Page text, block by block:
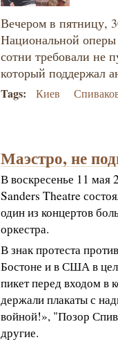
Вечером в пятницу,
Национальной
сотни требовали не
который поддержал
Tags: Киев
Маэстро, не
В воскресенье 11 мая
Sanders Theatre
один из концертов
оркестра.
В знак протеста
Бостоне и в США в
пикет перед входом в
держали плакаты с
войной!», "Позор
другие.